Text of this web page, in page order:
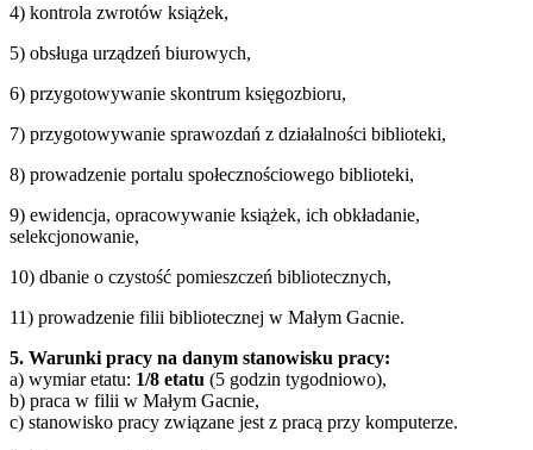
4) kontrola zwrotów książek,
5) obsługa urządzeń biurowych,
6) przygotowywanie skontrum księgozbioru,
7) przygotowywanie sprawozdań z działalności biblioteki,
8) prowadzenie portalu społecznościowego biblioteki,
9) ewidencja, opracowywanie książek, ich obkładanie,
selekcjonowanie,
10) dbanie o czystość pomieszczeń bibliotecznych,
11) prowadzenie filii bibliotecznej w Małym Gacnie.
5. Warunki pracy na danym stanowisku pracy:
a) wymiar etatu: 1/8 etatu (5 godzin tygodniowo),
b) praca w filii w Małym Gacnie,
c) stanowisko pracy związane jest z pracą przy komputerze.